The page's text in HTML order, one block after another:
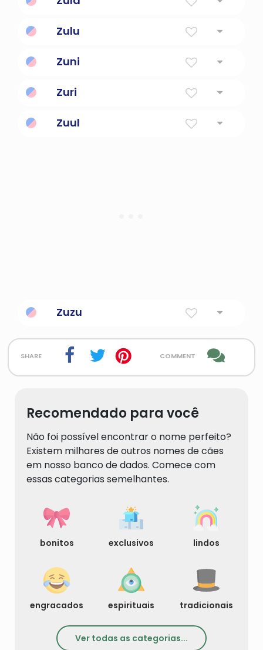
Zulu
Zuni
Zuri
Zuul
Zuzu
share comment
Recomendado para você
Não foi possível encontrar o nome perfeito?
Existem milhares de outros nomes de cães
em nosso banco de dados. Comece com
essas categorias semelhantes.
bonitos exclusivos lindos
engracados espirituais tradicionais
Ver todas as categorias...